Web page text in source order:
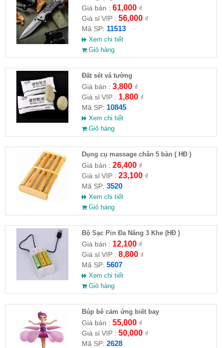
Giá bán : 61,000₫
Giá sỉ VIP : 56,000₫
Mã SP: 11513
Xem chi tiết
Giỏ hàng
Đất sét vá tường
Giá bán : 3,800₫
Giá sỉ VIP : 1,800₫
Mã SP: 10845
Xem chi tiết
Giỏ hàng
Dụng cụ massage chân 5 bàn ( HĐ )
Giá bán : 26,400₫
Giá sỉ VIP : 23,100₫
Mã SP: 3520
Xem chi tiết
Giỏ hàng
Bộ Sạc Pin Đa Năng 3 Khe (HĐ )
Giá bán : 12,100₫
Giá sỉ VIP : 8,800₫
Mã SP: 5607
Xem chi tiết
Giỏ hàng
​Búp bê cảm ứng biết bay
Giá bán : 55,000₫
Giá sỉ VIP : 50,000₫
Mã SP: 2628